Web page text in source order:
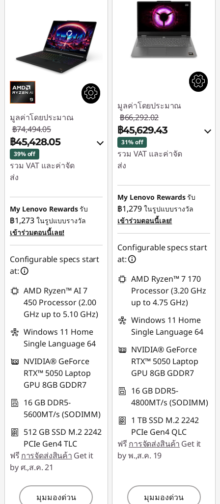
มูลค่าโดยประมาณ
฿74,494.05
฿45,428.05
39% off
รวม VAT และค่าจัด
ส่ง
ประหยัดทันที :-
฿29,066.00
ใช้ eCoupon :
88SALETH
My Lenovo Rewardsรับ
฿1,273 ในรูปแบบรางวัล
เข้าร่วมตอนนี้เลย!
Configurable specs start
at:
AMD Ryzen™ AI 7
450 Processor (2.00
GHz up to 5.10 GHz)
Windows 11 Home
Single Language 64
NVIDIA® GeForce
RTX™ 5050 Laptop
GPU 8GB GDDR7
16 GB DDR5-
5600MT/s (SODIMM)
512 GB SSD M.2 2242
PCIe Gen4 TLC
ฟรี การจัดส่งสินค้า Get it
by ศ.,ส.ค. 21
มุมมองด่วน
มูลค่าโดยประมาณ
฿66,292.02
฿45,629.43
31% off
รวม VAT และค่าจัด
ส่ง
ประหยัดทันที :-
฿20,662.59
ใช้ eCoupon :
88SALETH
My Lenovo Rewardsรับ
฿1,279 ในรูปแบบรางวัล
เข้าร่วมตอนนี้เลย!
Configurable specs start
at:
AMD Ryzen™ 7 170
Processor (3.20 GHz
up to 4.75 GHz)
Windows 11 Home
Single Language 64
NVIDIA® GeForce
RTX™ 5050 Laptop
GPU 8GB GDDR7
16 GB DDR5-
4800MT/s (SODIMM)
1 TB SSD M.2 2242
PCIe Gen4 QLC
ฟรี การจัดส่งสินค้า Get it
by พ.,ส.ค. 19
มุมมองด่วน